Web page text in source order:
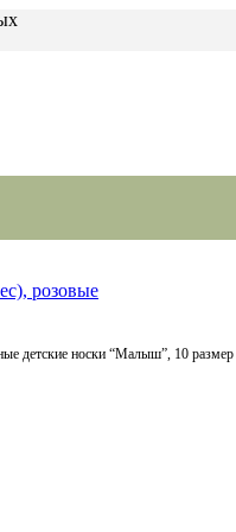
детские носки “Малыш”, 10